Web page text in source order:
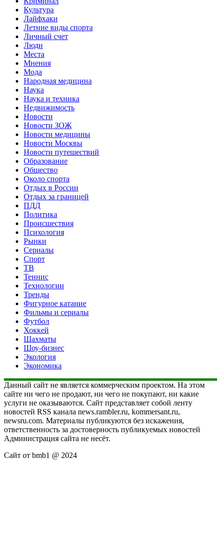
Культура
Лайфхаки
Летние виды спорта
Личный счет
Люди
Места
Мнения
Мода
Народная медицина
Наука
Наука и техника
Недвижимость
Новости
Новости ЗОЖ
Новости медицины
Новости Москвы
Новости путешествий
Образование
Общество
Около спорта
Отдых в России
Отдых за границей
ПДД
Политика
Происшествия
Психология
Рынки
Сериалы
Спорт
ТВ
Теннис
Технологии
Тренды
Фигурное катание
Фильмы и сериалы
Футбол
Хоккей
Шахматы
Шоу-бизнес
Экология
Экономика
Данный сайт не является коммерческим проектом. На этом
сайте ни чего не продают, ни чего не покупают, ни какие
услуги не оказываются. Сайт представляет собой ленту
новостей RSS канала news.rambler.ru, kommersant.ru,
newsru.com. Материалы публикуются без искажения,
ответственность за достоверность публикуемых новостей
Администрация сайта не несёт.
Сайт от bmb1 @ 2024